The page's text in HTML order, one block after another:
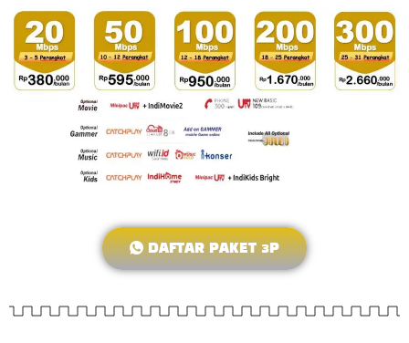
DAFTAR PAKET 3P